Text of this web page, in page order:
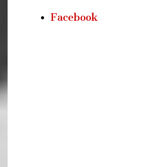
Facebook